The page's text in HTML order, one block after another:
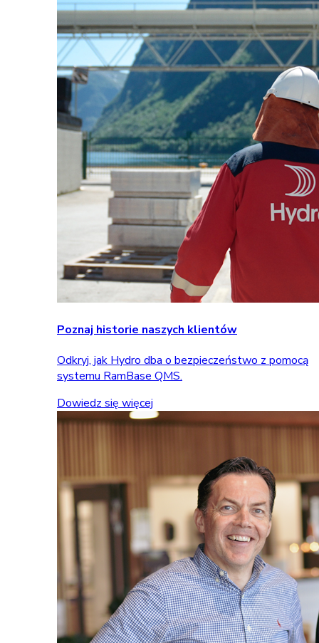
Poznaj historie naszych klientów
Odkryj, jak Hydro dba o bezpieczeństwo z pomocą
systemu RamBase QMS.
Dowiedz się więcej